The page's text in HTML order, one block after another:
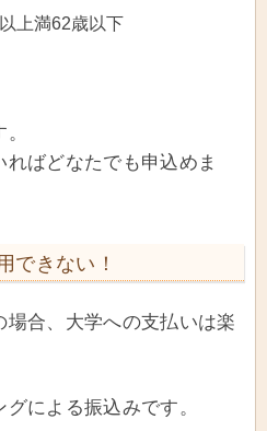
上満62歳以下
ばどなたでも申込めま
できない！
合、大学への支払いは楽
による振込みです。